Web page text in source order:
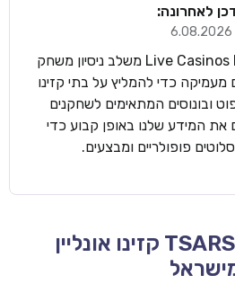
לאחרונה:
6.08.2026
צוות העריכה של Live Casinos Israel משלב ניסיון משחק
מעמיקה כדי להמליץ על בתי קזינו
ובונוסים המתאימים לשחקנים
את המידע שלנו באופן קבוע כדי
פופולריים ומבצעים.
TSARS CASINO – 2026 קזינו אונליין